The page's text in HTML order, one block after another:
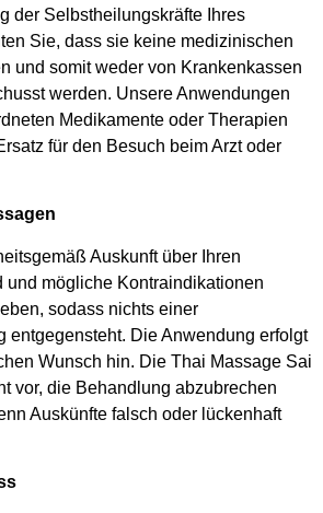
der Selbstheilungskräfte Ihres
Sie, dass sie keine medizinischen
und somit weder von Krankenkassen
werden. Unsere Anwendungen
Medikamente oder Therapien
für den Besuch beim Arzt oder
Auskunft über Ihren
und mögliche Kontraindikationen
sodass nichts einer
entgegensteht. Die Anwendung erfolgt
Wunsch hin. Die Thai Massage Sai
vor, die Behandlung abzubrechen
Auskünfte falsch oder lückenhaft